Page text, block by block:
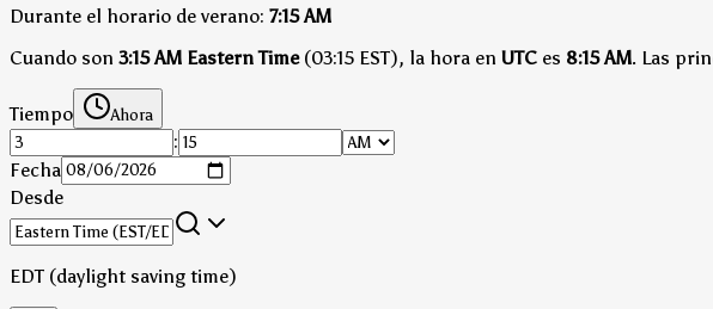
Durante el horario de verano: 7:15 AM
Cuando son 3:15 AM Eastern Time(03:15 EST), la hora en UTC es 8:15 AM. Las
Tiempo Ahora
:
Fecha
Desde
EDT (daylight saving time)